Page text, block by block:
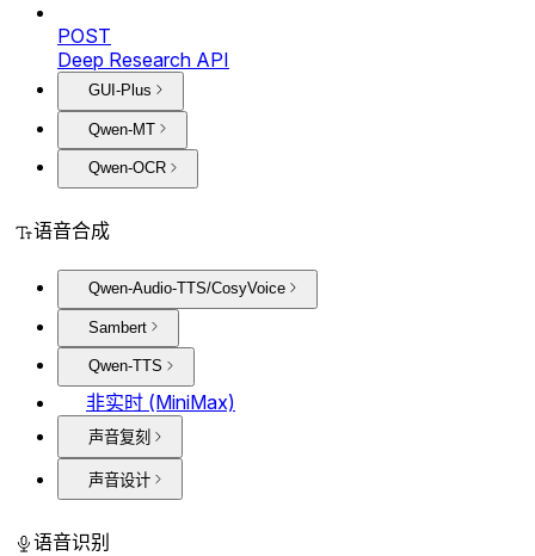
POST
Deep Research API
GUI-Plus
Qwen-MT
Qwen-OCR
语音合成
Qwen-Audio-TTS/CosyVoice
Sambert
Qwen-TTS
非实时 (MiniMax)
声音复刻
声音设计
语音识别